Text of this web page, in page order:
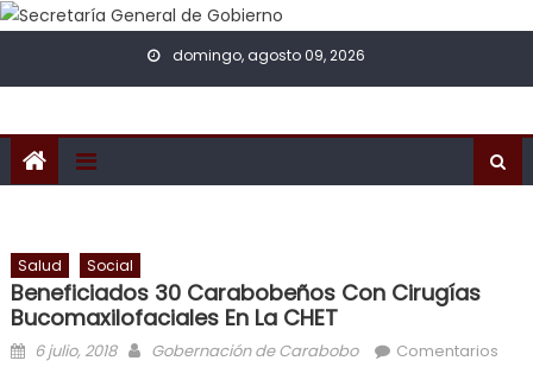
Skip to content
domingo, agosto 09, 2026
Salud Social
Beneficiados 30 Carabobeños Con Cirugías
Bucomaxilofaciales En La CHET
Posted on
6 julio, 2018 Author
Gobernación de Carabobo
Comentarios